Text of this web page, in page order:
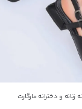
و دخترانه مارگارت
پیام در تلگرام
بدیهی است